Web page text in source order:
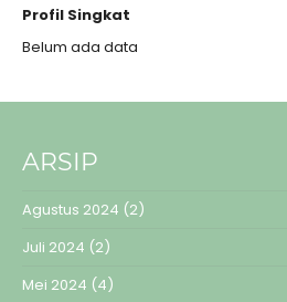
Profil Singkat
Belum ada data
ARSIP
Agustus 2024 (2)
Juli 2024 (2)
Mei 2024 (4)